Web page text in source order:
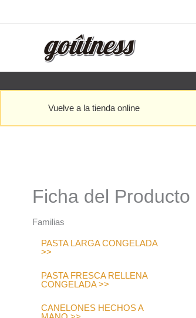
al
Vuelve a la tienda online
Ficha del Producto
Familias
PASTA LARGA CONGELADA
>>
PASTA FRESCA RELLENA
CONGELADA >>
CANELONES HECHOS A